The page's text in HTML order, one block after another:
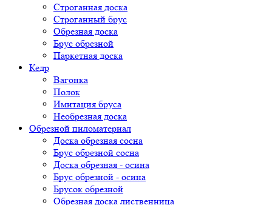
Строганная доска
Строганный брус
Обрезная доска
Брус обрезной
Паркетная доска
Кедр
Вагонка
Полок
Имитация бруса
Необрезная доска
Обрезной пиломатериал
Доска обрезная сосна
Брус обрезной сосна
Доска обрезная - осина
Брус обрезной - осина
Брусок обрезной
Обрезная доска лиственница